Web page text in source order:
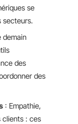
se
secteurs.
demain
des
des
: Empathie,
clients : ces